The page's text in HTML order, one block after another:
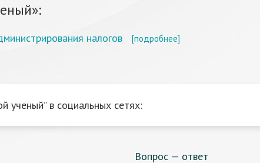
налогов [подробнее]
ученый” в социальных сетях:
Вопрос — ответ